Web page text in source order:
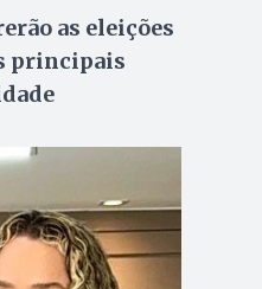
as eleições
principais